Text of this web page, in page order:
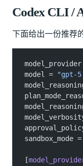
Codex CLI /
下面给出一份推荐
model = "gpt-
sandbox_mode =
[